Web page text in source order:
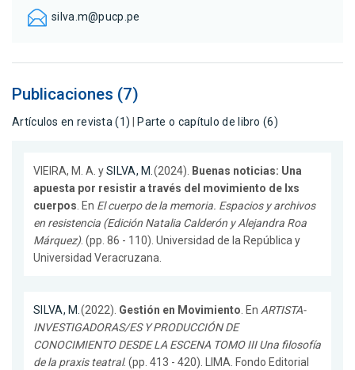
silva.m@pucp.pe
Publicaciones (7)
Artículos en revista (1) Parte o capítulo de libro (6)
VIEIRA, M. A. ySILVA, M. (2024).
Buenas noticias: Una
apuesta por resistir a través del movimiento de lxs
cuerpos . En El cuerpo de la memoria. Espacios y archivos
en resistencia (Edición Natalia Calderón y Alejandra Roa
Márquez). (pp. 86 - 110). Universidad de la República y
Universidad Veracruzana.
SILVA, M. (2022). Gestión en Movimiento . En ARTISTA-
INVESTIGADORAS/ES Y PRODUCCIÓN DE
CONOCIMIENTO DESDE LA ESCENA TOMO III Una filosofía
de la praxis teatral. (pp. 413 - 420). LIMA. Fondo Editorial